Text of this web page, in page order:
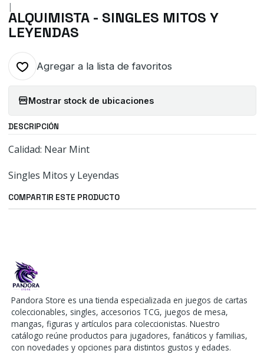
|
ALQUIMISTA - SINGLES MITOS Y
LEYENDAS
Agregar a la lista de favoritos
Mostrar stock de ubicaciones
DESCRIPCIÓN
Calidad: Near Mint
Singles Mitos y Leyendas
COMPARTIR ESTE PRODUCTO
Pandora Store es una tienda especializada en juegos de cartas
coleccionables, singles, accesorios TCG, juegos de mesa,
mangas, figuras y artículos para coleccionistas. Nuestro
catálogo reúne productos para jugadores, fanáticos y familias,
con novedades y opciones para distintos gustos y edades.